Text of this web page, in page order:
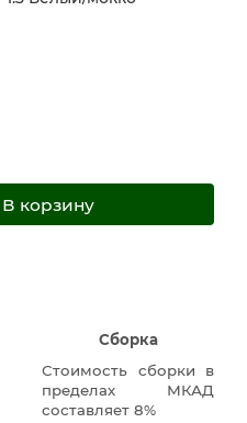
В корзину
Сборка
Стоимость сборки в
пределах МКАД
составляет 8%